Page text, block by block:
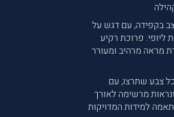
בקפידה, עם דגש על
ליופי. פרוכת רקיע
מראה מרהיב ומעורר
צבע שתרצו, עם
מרשימה לאורך
למידות המדויקות